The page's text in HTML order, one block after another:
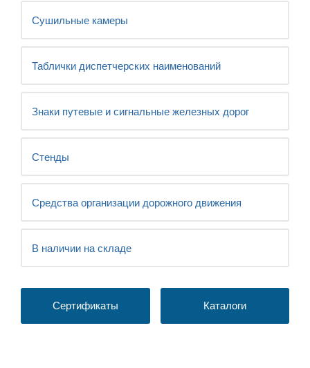
Сушильные камеры
Таблички диспетчерских наименований
Знаки путевые и сигнальные железных дорог
Стенды
Средства организации дорожного движения
В наличии на складе
Сертификаты Каталоги